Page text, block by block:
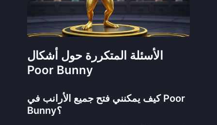
الأسئلة المتكررة حول أشكال
Poor Bunny
كيف يمكنني فتح جميع الأرانب في Poor
Bunny؟